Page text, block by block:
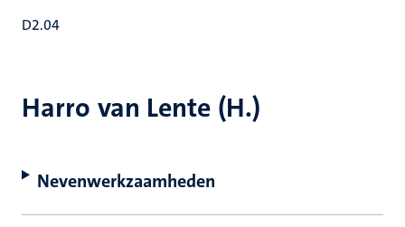
Harro van Lente (H.)
Nevenwerkzaamheden
D2.04